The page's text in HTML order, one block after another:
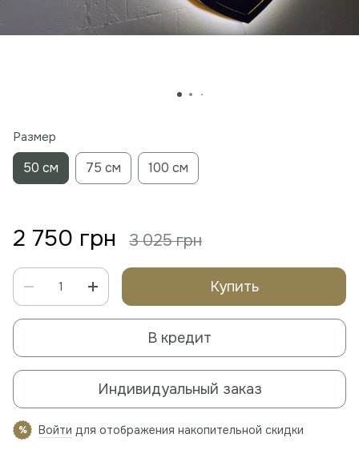
Размер
50 см 75 см 100 см
2 750 грн 3 025 грн
Купить
В кредит
Индивидуальный заказ
% Войти для отображения накопительной скидки